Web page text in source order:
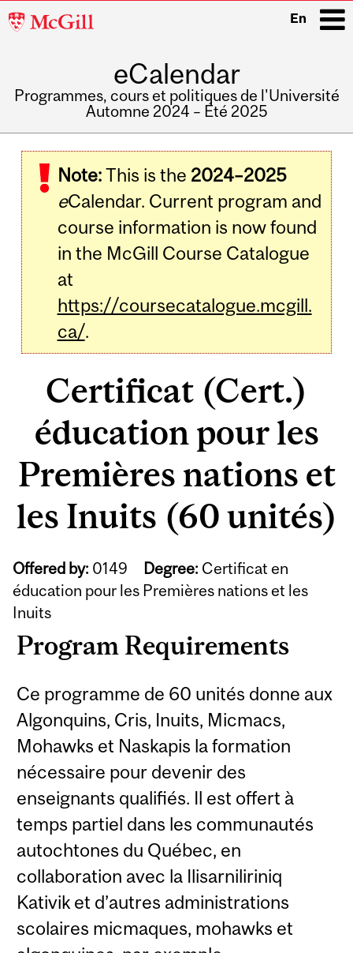
McGill
En
eCalendar
Programmes, cours et politiques de l'Université
Automne 2024 – Été 2025
navigation
Note:This is the 2024–2025
eCalendar. Current program and
course information is now found
in the McGill Course Catalogue
at
https://coursecatalogue.mcgill.
ca/.
Certificat (Cert.)
éducation pour les
Premières nations et
les Inuits (60 unités)
Offered by: 0149 Degree: Certificat en
éducation pour les Premières nations et les
Inuits
Program Requirements
Ce programme de 60 unités donne aux
Algonquins, Cris, Inuits, Micmacs,
Mohawks et Naskapis la formation
nécessaire pour devenir des
enseignants qualifiés. Il est offert à
temps partiel dans les communautés
autochtones du Québec, en
collaboration avec la Ilisarniliriniq
Kativik et d’autres administrations
scolaires micmaques, mohawks et